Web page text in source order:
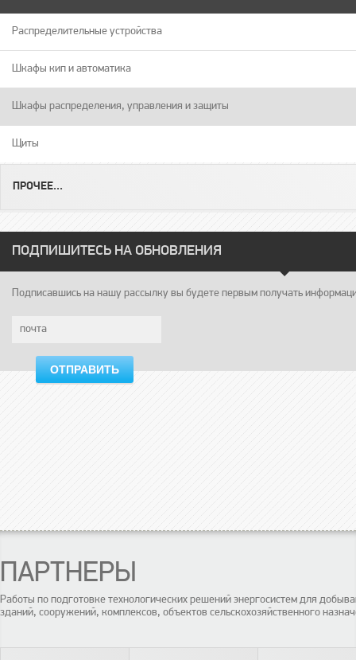
Распределительные устройства
Шкафы кип и автоматика
Шкафы распределения, управления и защиты
Щиты
ПРОЧЕЕ...
ПОДПИШИТЕСЬ НА ОБНОВЛЕНИЯ
Подписавшись на нашу рассылку вы будете первым получать
ОТПРАВИТЬ
ПАРТНЕРЫ
Работы по подготовке технологических решений энергосистем для
зданий, сооружений, комплексов, объектов сельскохозяйственного